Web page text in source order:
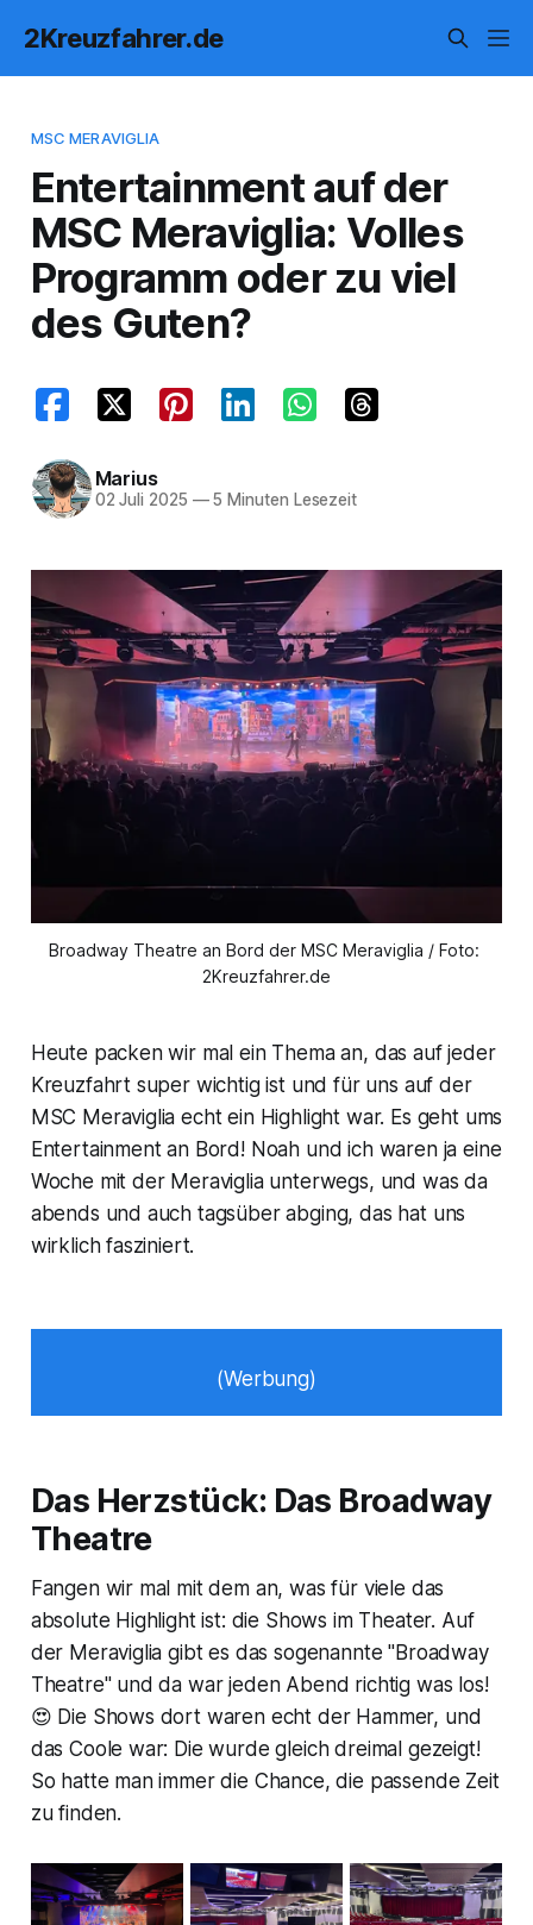
2Kreuzfahrer.de
MSC MERAVIGLIA
Entertainment auf der
MSC Meraviglia: Volles
Programm oder zu viel
des Guten?
Marius
02 Juli 2025 —5 Minuten Lesezeit
Broadway Theatre an Bord der MSC Meraviglia / Foto:
2Kreuzfahrer.de
Heute packen wir mal ein Thema an, das auf jeder
Kreuzfahrt super wichtig ist und für uns auf der
MSC Meraviglia echt ein Highlight war. Es geht ums
Entertainment an Bord! Noah und ich waren ja eine
Woche mit der Meraviglia unterwegs, und was da
abends und auch tagsüber abging, das hat uns
wirklich fasziniert.
(Werbung)
Das Herzstück: Das Broadway
Theatre
Fangen wir mal mit dem an, was für viele das
absolute Highlight ist: die Shows im Theater. Auf
der Meraviglia gibt es das sogenannte "Broadway
Theatre" und da war jeden Abend richtig was los!
😍 Die Shows dort waren echt der Hammer, und
das Coole war: Die wurde gleich dreimal gezeigt!
So hatte man immer die Chance, die passende Zeit
zu finden.